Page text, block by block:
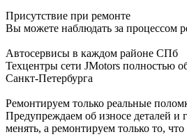
Присутствие при ремонте
Вы можете наблюдать за процессом
Автосервисы в каждом районе СПб
Техцентры сети JMotors полностью
Санкт-Петербурга
Ремонтируем только реальные
Предупреждаем об износе деталей и
менять, а ремонтируем только то,